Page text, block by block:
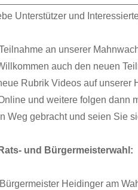
Unterstützer und
an unserer
auch den neuen
Rubrik Videos auf
und weitere folgen dann
Weg gebracht und seien Sie
Rats- und Bürgermeisterwahl:
Heidinger am